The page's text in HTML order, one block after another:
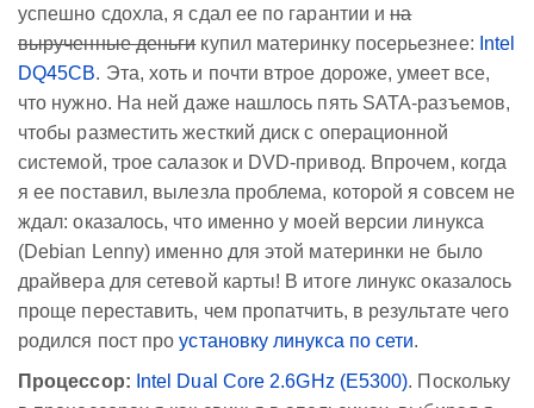
успешно сдохла, я сдал ее по гарантии ина
вырученные деньгикупил материнку посерьезнее: Intel
DQ45CB. Эта, хоть и почти втрое дороже, умеет все,
что нужно. На ней даже нашлось пять SATA-разъемов,
чтобы разместить жесткий диск с операционной
системой, трое салазок и DVD-привод. Впрочем, когда
я ее поставил, вылезла проблема, которой я совсем не
ждал: оказалось, что именно у моей версии линукса
(Debian Lenny) именно для этой материнки не было
драйвера для сетевой карты! В итоге линукс оказалось
проще переставить, чем пропатчить, в результате чего
родился пост проустановку линукса по сети.
Процессор: Intel Dual Core 2.6GHz (E5300). Поскольку